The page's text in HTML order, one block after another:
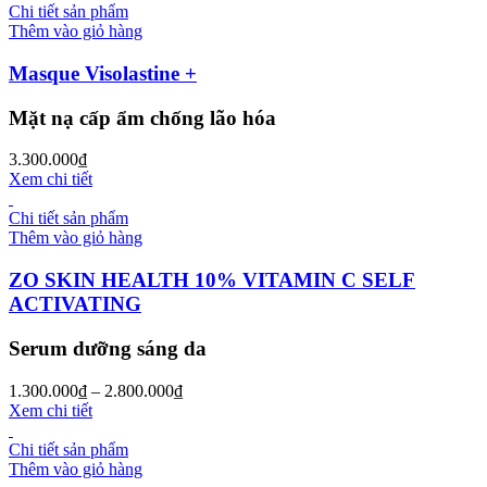
Chi tiết sản phẩm
Thêm vào giỏ hàng
Masque Visolastine +
Mặt nạ cấp ẩm chống lão hóa
3.300.000₫
Xem chi tiết
Chi tiết sản phẩm
Thêm vào giỏ hàng
ZO SKIN HEALTH 10% VITAMIN C SELF
ACTIVATING
Serum dưỡng sáng da
1.300.000₫ – 2.800.000₫
Xem chi tiết
Chi tiết sản phẩm
Thêm vào giỏ hàng